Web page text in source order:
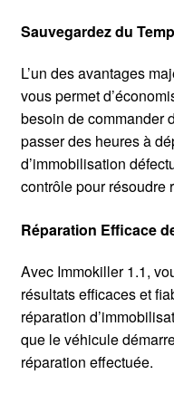
Sauvegardez du
L’un des avantages
vous permet
besoin de commander
passer des heures à
d’immobilisation
contrôle pour résoudre
Réparation Efficace
Avec Immokiller 1.1,
résultats efficaces et
réparation
que le véhicule
réparation effectuée.